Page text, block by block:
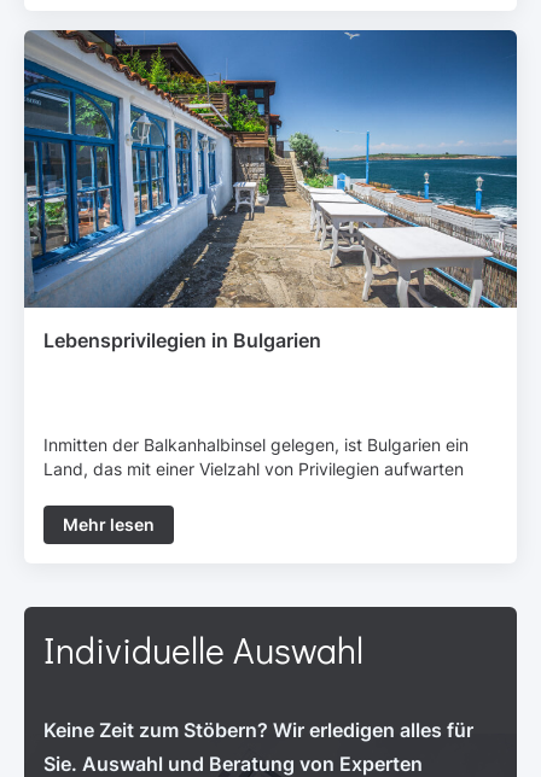
Lebensprivilegien in Bulgarien
Inmitten der Balkanhalbinsel gelegen, ist Bulgarien ein
Land, das mit einer Vielzahl von Privilegien aufwarten
machen. Von vielfältigen Landschaften bis zu reichem
kulturellem Erbe bietet Bulgarien eine Lebensqualität, die
Mehr lesen
Individuelle Auswahl
Keine Zeit zum Stöbern? Wir erledigen alles für
Sie. Auswahl und Beratung von Experten